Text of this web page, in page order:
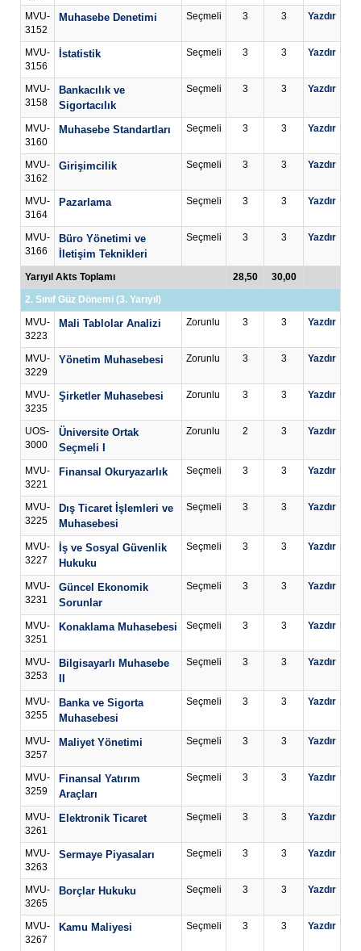
MVU-
3152
Muhasebe Denetimi Seçmeli 3 3 Yazdır
MVU-
3156
İstatistik Seçmeli 3 3 Yazdır
MVU-
3158
Bankacılık ve
Sigortacılık
Seçmeli 3 3 Yazdır
MVU-
3160
Muhasebe Standartları Seçmeli 3 3 Yazdır
MVU-
3162
Girişimcilik Seçmeli 3 3 Yazdır
MVU-
3164
Pazarlama Seçmeli 3 3 Yazdır
MVU-
3166
Büro Yönetimi ve
İletişim Teknikleri
Seçmeli 3 3 Yazdır
Yarıyıl Akts Toplamı 28,50
30,00
2. Sınıf Güz Dönemi (3. Yarıyıl)
MVU-
3223
Mali Tablolar Analizi Zorunlu 3 3 Yazdır
MVU-
3229
Yönetim Muhasebesi Zorunlu 3 3 Yazdır
MVU-
3235
Şirketler Muhasebesi Zorunlu 3 3 Yazdır
UOS-
3000
Üniversite Ortak
Seçmeli I
Zorunlu 2 3 Yazdır
MVU-
3221
Finansal Okuryazarlık Seçmeli 3 3 Yazdır
MVU-
3225
Dış Ticaret İşlemleri ve
Muhasebesi
Seçmeli 3 3 Yazdır
MVU-
3227
İş ve Sosyal Güvenlik
Hukuku
Seçmeli 3 3 Yazdır
MVU-
3231
Güncel Ekonomik
Sorunlar
Seçmeli 3 3 Yazdır
MVU-
3251
Konaklama Muhasebesi Seçmeli 3 3 Yazdır
MVU-
3253
Bilgisayarlı Muhasebe
Seçmeli 3 3 Yazdır
MVU-
3255
Banka ve Sigorta
Muhasebesi
Seçmeli 3 3 Yazdır
MVU-
3257
Maliyet Yönetimi Seçmeli 3 3 Yazdır
MVU-
3259
Finansal Yatırım
Araçları
Seçmeli 3 3 Yazdır
MVU-
3261
Elektronik Ticaret Seçmeli 3 3 Yazdır
MVU-
3263
Sermaye Piyasaları Seçmeli 3 3 Yazdır
MVU-
3265
Borçlar Hukuku Seçmeli 3 3 Yazdır
MVU-
3267
Kamu Maliyesi Seçmeli 3 3 Yazdır